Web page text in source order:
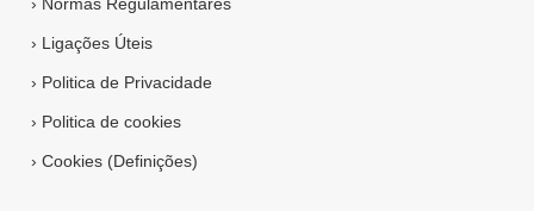
› Ligações Úteis
› Politica de Privacidade
› Politica de cookies
›Cookies (Definições)